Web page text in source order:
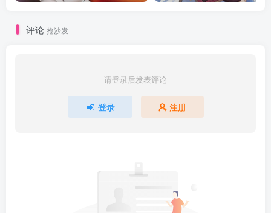
评论 抢沙发
请登录后发表评论
登录 注册